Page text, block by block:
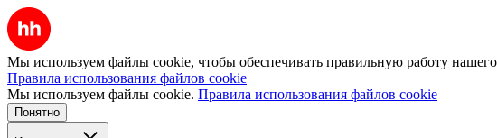
Мы используем файлы cookie, чтобы обеспечивать правильную работу нашего
Правила использования файлов cookie
Мы используем файлы cookie. Правила использования файлов cookie
Понятно